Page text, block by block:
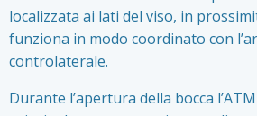
localizzata ai lati del viso, in
funziona in modo coordinato con
controlaterale.
Durante l’apertura della bocca